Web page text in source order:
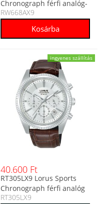
Chronograph férfi analóg-
digitális karóra
RW668AX9
ingyenes szállítás
40.600 Ft
RT305LX9 Lorus Sports
Chronograph férfi analóg
karóra
RT305LX9